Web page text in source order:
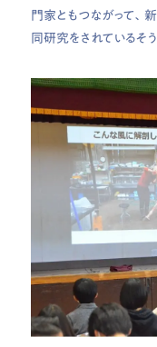
門家ともつながって、
同研究をされているそ